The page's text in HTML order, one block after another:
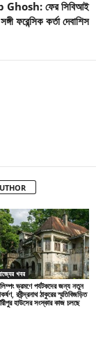
ফের সিবিআই
ফরেন্সিক কর্তা দেবাশিস
খবর
ভ্রমণে পর্যটকদের জন্য নতুন
রবীন্দ্রনাথ ঠাকুরের স্মৃতিবিজড়িত
হাউসের সংস্কার কাজ চলছে